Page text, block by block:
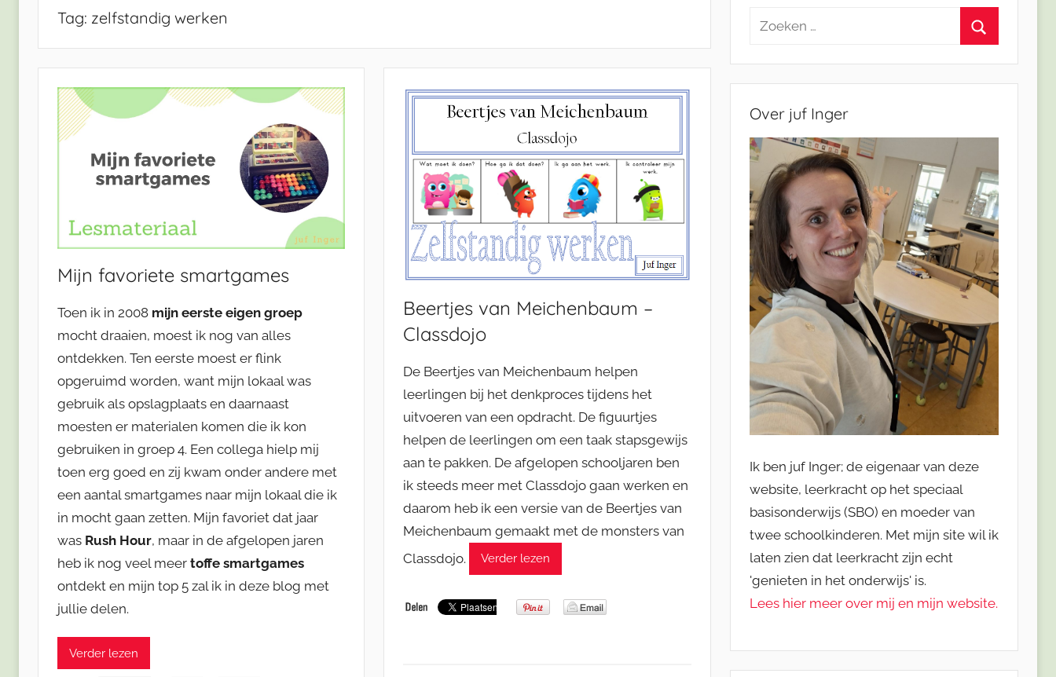
Tag: zelfstandig werken
Mijn favoriete smartgames
Toen ik in 2008 mijn eerste eigen groep
mocht draaien, moest ik nog van alles
ontdekken. Ten eerste moest er flink
opgeruimd worden, want mijn lokaal was
gebruik als opslagplaats en daarnaast
moesten er materialen komen die ik kon
gebruiken in groep 4. Een collega hielp mij
toen erg goed en zij kwam onder andere met
een aantal smartgames naar mijn lokaal die ik
in mocht gaan zetten. Mijn favoriet dat jaar
was Rush Hour, maar in de afgelopen jaren
heb ik nog veel meer toffe smartgames
ontdekt en mijn top 5 zal ik in deze blog met
jullie delen.
Verder lezen
Beertjes van Meichenbaum –
Classdojo
De Beertjes van Meichenbaum helpen
leerlingen bij het denkproces tijdens het
uitvoeren van een opdracht. De figuurtjes
helpen de leerlingen om een taak stapsgewijs
aan te pakken. De afgelopen schooljaren ben
ik steeds meer met Classdojo gaan werken en
daarom heb ik een versie van de Beertjes van
Meichenbaum gemaakt met de monsters van
Classdojo.
Verder lezen
Zoeken
Over juf Inger
Ik ben juf Inger; de eigenaar van deze
website, leerkracht op het speciaal
basisonderwijs (SBO) en moeder van
twee schoolkinderen. Met mijn site wil ik
laten zien dat leerkracht zijn echt
'genieten in het onderwijs' is.
Lees hier meer over mij en mijn website.